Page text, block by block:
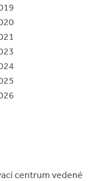
centrum vedené